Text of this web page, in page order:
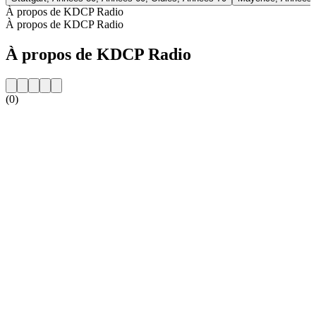
À propos de KDCP Radio
À propos de KDCP Radio
À propos de KDCP Radio
(0)